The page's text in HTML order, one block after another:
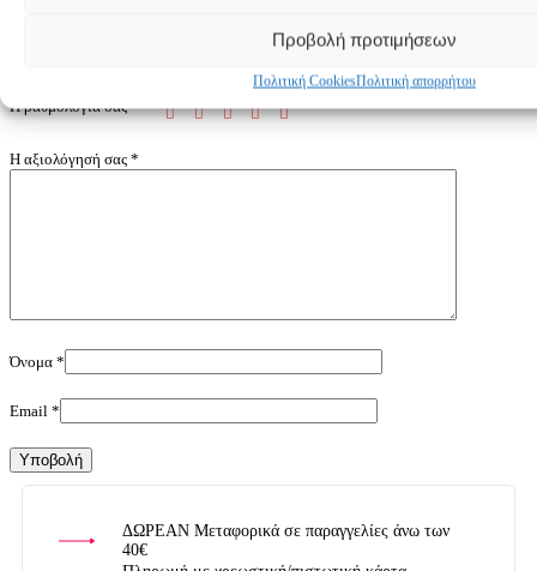
Προβολή προτιμήσεων
Πολιτική CookiesΠολιτική απορρήτου
Τα υποχρεωτικά πεδία σημειώνονται με
Η βαθμολογία σας
Η αξιολόγησή σας *
Όνομα *
Email *
ΔΩΡΕΑΝ Μεταφορικά σε παραγγελίες άνω των
40€